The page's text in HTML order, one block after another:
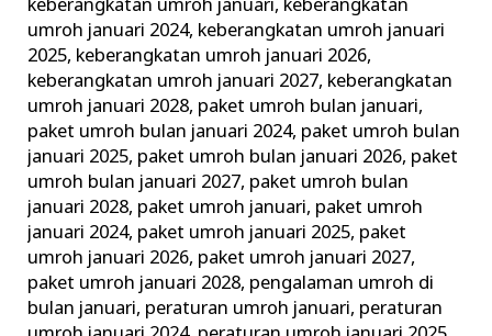
keberangkatan umroh januari, keberangkatan
umroh januari 2024, keberangkatan umroh januari
2025, keberangkatan umroh januari 2026,
keberangkatan umroh januari 2027, keberangkatan
umroh januari 2028, paket umroh bulan januari,
paket umroh bulan januari 2024, paket umroh bulan
januari 2025, paket umroh bulan januari 2026, paket
umroh bulan januari 2027, paket umroh bulan
januari 2028, paket umroh januari, paket umroh
januari 2024, paket umroh januari 2025, paket
umroh januari 2026, paket umroh januari 2027,
paket umroh januari 2028, pengalaman umroh di
bulan januari, peraturan umroh januari, peraturan